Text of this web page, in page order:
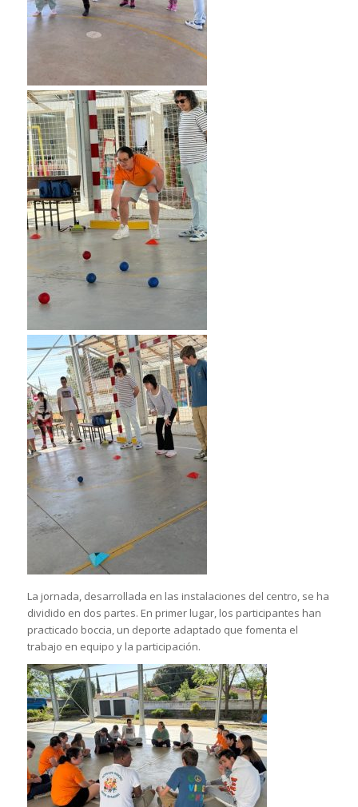
La jornada, desarrollada en las instalaciones del centro, se ha
dividido en dos partes. En primer lugar, los participantes han
practicado boccia, un deporte adaptado que fomenta el
trabajo en equipo y la participación.